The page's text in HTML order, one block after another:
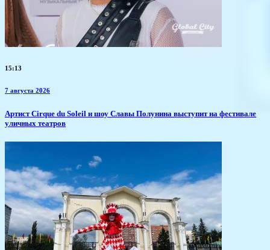
15:13
7 августа 2026
Артист Cirque du Soleil и шоу Славы Полунина выступит на фестивале
уличных театров